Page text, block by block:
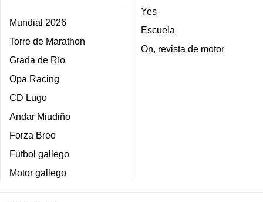
Mundial 2026
Torre de Marathon
Grada de Río
Opa Racing
CD Lugo
Andar Miudiño
Forza Breo
Fútbol gallego
Motor gallego
Yes
Escuela
On, revista de motor